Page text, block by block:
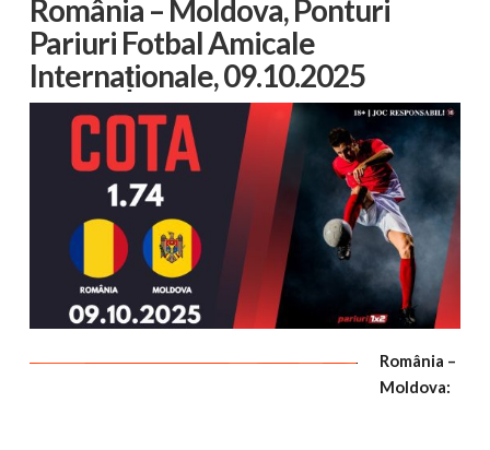
România – Moldova, Ponturi
Pariuri Fotbal Amicale
Internaționale, 09.10.2025
România –
Moldova: